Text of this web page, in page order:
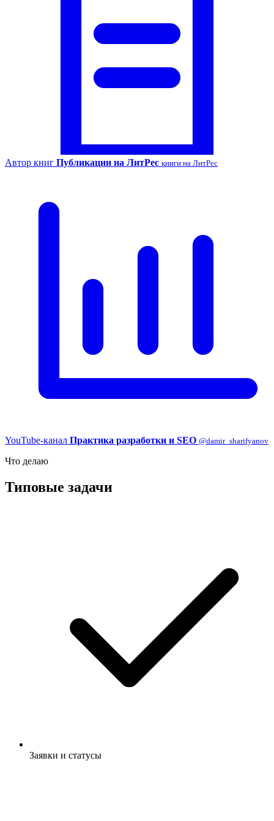
Автор книг Публикации на ЛитРес книги на ЛитРес
YouTube-канал Практика разработки и SEO @damir_sharifyanov
Что делаю
Типовые задачи
Заявки и статусы